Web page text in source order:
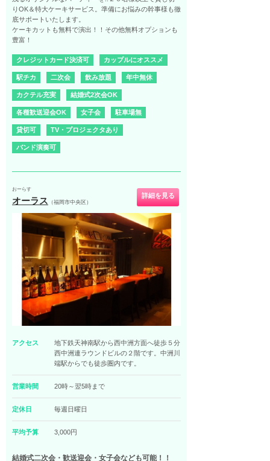
りOK＆特大ケーキサービス。準備にお悩みの幹事様も徹
底サポートいたします。
ケーキカットも無料で演出！！その他無料オプションも
豊富！
クレジットカード決済可 カップルにオススメ
駅チカ 二次会 飲み放題 年中無休
カクテル充実 結婚式2次会OK
各種歓送迎会OK 女子会 駐車場無
貸切可 TV・プロジェクタあり
バンド演奏可
おーらす
オーラス （福岡市中央区）
詳細を見る
アクセス
地下鉄天神南駅から西中洲方面へ徒歩５分
西中洲連ラウンドビルの２階です。中洲川
端駅からでも徒歩圏内です。
営業時間 20時～翌5時まで
定休日 毎週日曜日
平均予算 3,000円
結婚式二次会・歓送迎会・女子会なども可能！！